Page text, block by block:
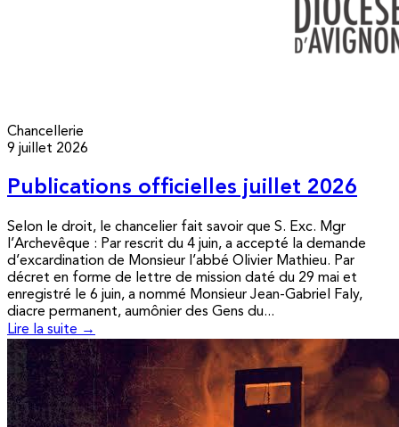
Chancellerie
9 juillet 2026
Publications officielles juillet 2026
Selon le droit, le chancelier fait savoir que S. Exc. Mgr
l’Archevêque : Par rescrit du 4 juin, a accepté la demande
d’excardination de Monsieur l’abbé Olivier Mathieu. Par
décret en forme de lettre de mission daté du 29 mai et
enregistré le 6 juin, a nommé Monsieur Jean-Gabriel Faly,
diacre permanent, aumônier des Gens du...
Lire la suite →